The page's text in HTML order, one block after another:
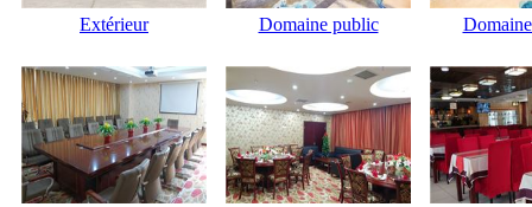
Extérieur Domaine public